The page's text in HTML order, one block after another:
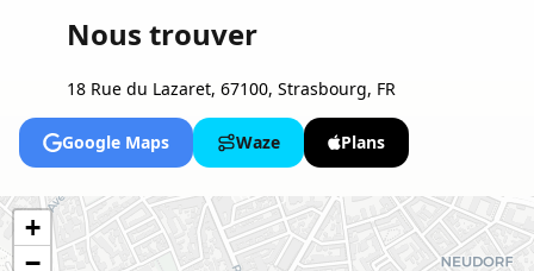
Nous trouver
18 Rue du Lazaret, 67100, Strasbourg, FR
Google Maps Waze Plans
+
−